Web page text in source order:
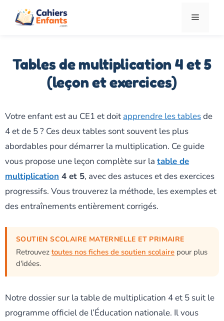
Menu
Tables de multiplication 4 et 5
(leçon et exercices)
Votre enfant est au CE1 et doit apprendre les tablesde
4 et de 5 ? Ces deux tables sont souvent les plus
abordables pour démarrer la multiplication. Ce guide
vous propose une leçon complète sur la table de
multiplication 4 et 5, avec des astuces et des exercices
progressifs. Vous trouverez la méthode, les exemples et
des entraînements entièrement corrigés.
SOUTIEN SCOLAIRE MATERNELLE ET PRIMAIRE
Retrouvez toutes nos fiches de soutien scolaire pour plus
d'idées.
Notre dossier sur la table de multiplication 4 et 5 suit le
programme officiel de l’Éducation nationale. Il vous